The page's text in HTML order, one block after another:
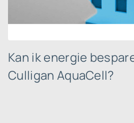
Kan ik energie
Culligan AquaCell?